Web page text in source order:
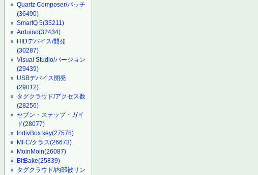
Quartz Composer/パッチ
(36490)
SmartQ 5(35211)
Arduino(32434)
HIDデバイス/開発
(30287)
Visual Studio/バージョン
(29439)
USBデバイス開発
(29012)
タグクラウド/アクセス数
(28256)
セブン・ステップ・ガイ
ド(28077)
IndivBox.key(27578)
MFC/クラス(26673)
MoinMoin(26087)
BitBake(25839)
タグクラウド/内部被リン